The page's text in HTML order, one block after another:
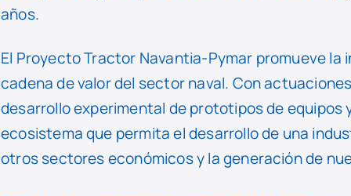
años.
El Proyecto Tractor Navantia-Pymar promueve
cadena de valor del sector naval. Con
desarrollo experimental de prototipos de
ecosistema que permita el desarrollo de una
otros sectores económicos y la generación de